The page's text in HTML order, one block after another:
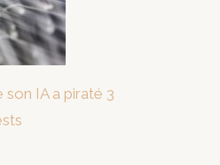
IA a piraté 3